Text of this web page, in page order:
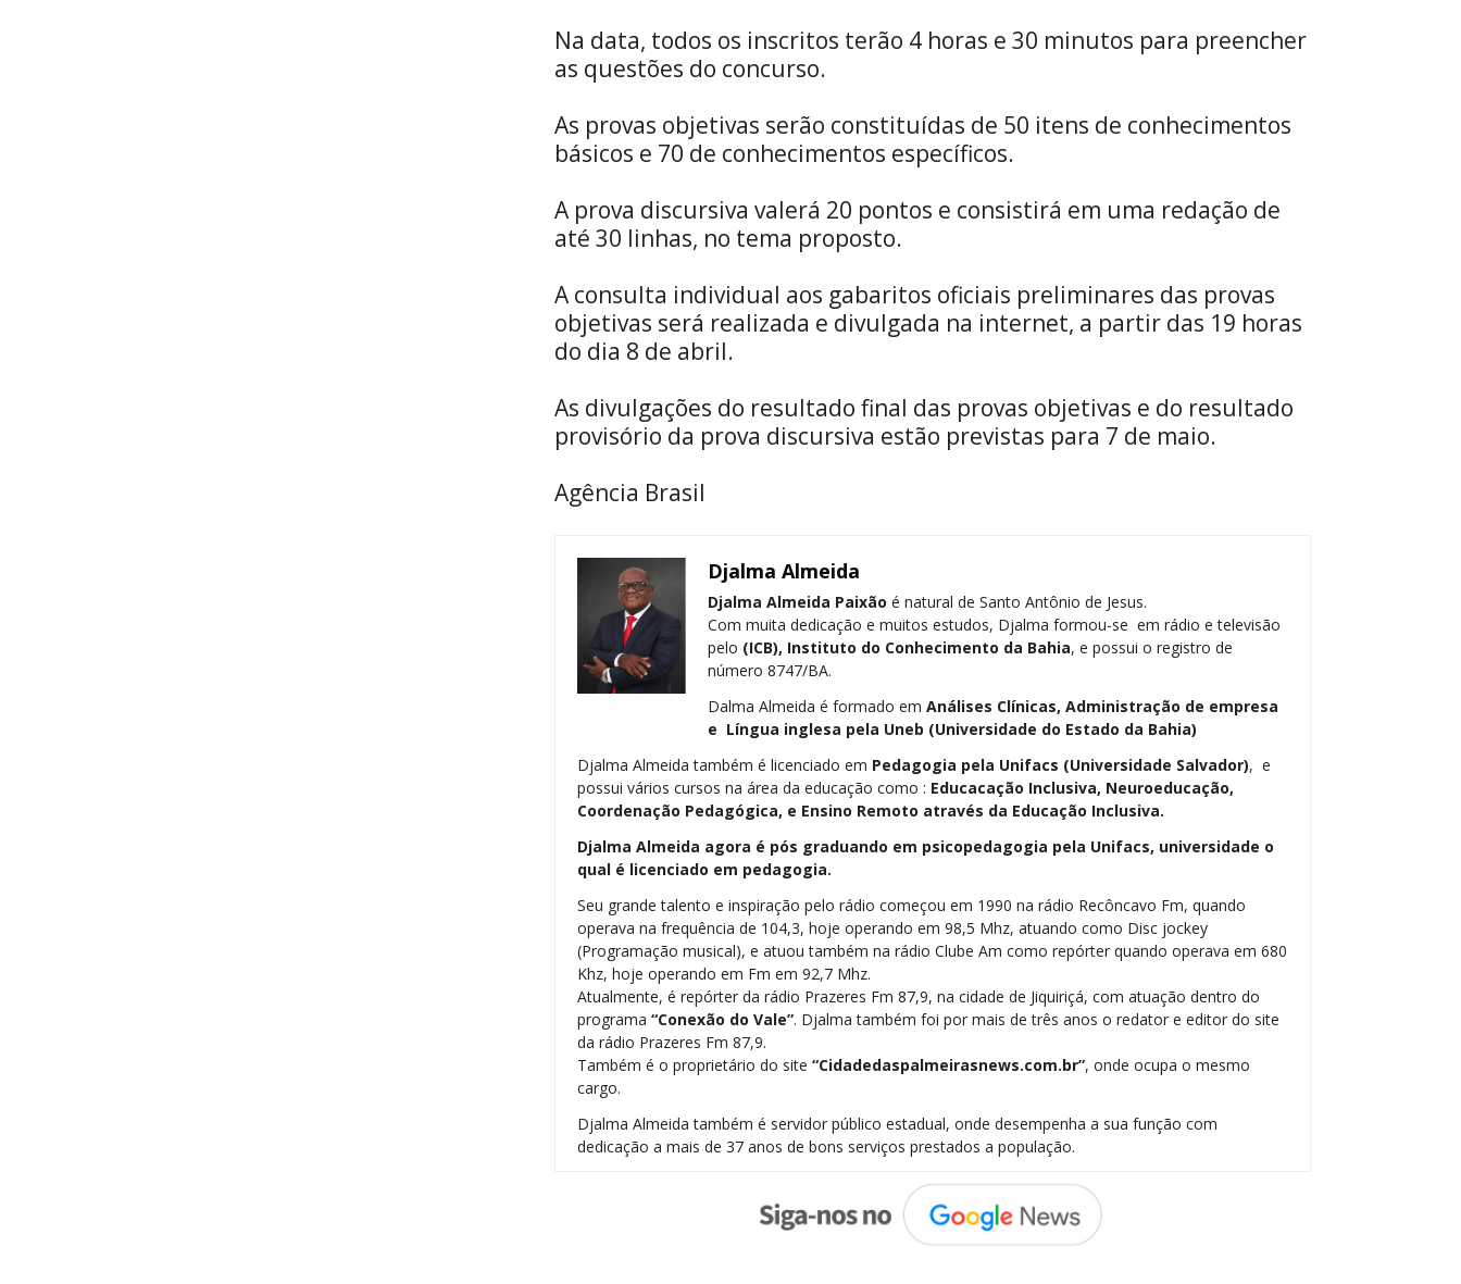
Na data, todos os inscritos terão 4 horas e 30 minutos para preencher
as questões do concurso.
As provas objetivas serão constituídas de 50 itens de conhecimentos
básicos e 70 de conhecimentos específicos.
A prova discursiva valerá 20 pontos e consistirá em uma redação de
até 30 linhas, no tema proposto.
A consulta individual aos gabaritos oficiais preliminares das provas
objetivas será realizada e divulgada na internet, a partir das 19 horas
do dia 8 de abril.
As divulgações do resultado final das provas objetivas e do resultado
provisório da prova discursiva estão previstas para 7 de maio.
Agência Brasil
Djalma Almeida
Djalma Almeida Paixão é natural de Santo Antônio de Jesus.
Com muita dedicação e muitos estudos, Djalma formou-se em rádio e televisão
pelo (ICB), Instituto do Conhecimento da Bahia, e possui o registro de
número 8747/BA.
Dalma Almeida é formado em Análises Clínicas, Administração de empresa
e Língua inglesa pela Uneb (Universidade do Estado da Bahia)
Djalma Almeida também é licenciado em Pedagogia pela Unifacs (Universidade Salvador), e
possui vários cursos na área da educação como : Educacação Inclusiva, Neuroeducação,
Coordenação Pedagógica, e Ensino Remoto através da Educação Inclusiva.
Djalma Almeida agora é pós graduando em psicopedagogia pela Unifacs, universidade o
qual é licenciado em pedagogia.
Seu grande talento e inspiração pelo rádio começou em 1990 na rádio Recôncavo Fm, quando
operava na frequência de 104,3, hoje operando em 98,5 Mhz, atuando como Disc jockey
(Programação musical), e atuou também na rádio Clube Am como repórter quando operava em 680
Khz, hoje operando em Fm em 92,7 Mhz.
Atualmente, é repórter da rádio Prazeres Fm 87,9, na cidade de Jiquiriçá, com atuação dentro do
programa “Conexão do Vale”. Djalma também foi por mais de três anos o redator e editor do site
da rádio Prazeres Fm 87,9.
Também é o proprietário do site “Cidadedaspalmeirasnews.com.br”, onde ocupa o mesmo
cargo.
Djalma Almeida também é servidor público estadual, onde desempenha a sua função com
dedicação a mais de 37 anos de bons serviços prestados a população.